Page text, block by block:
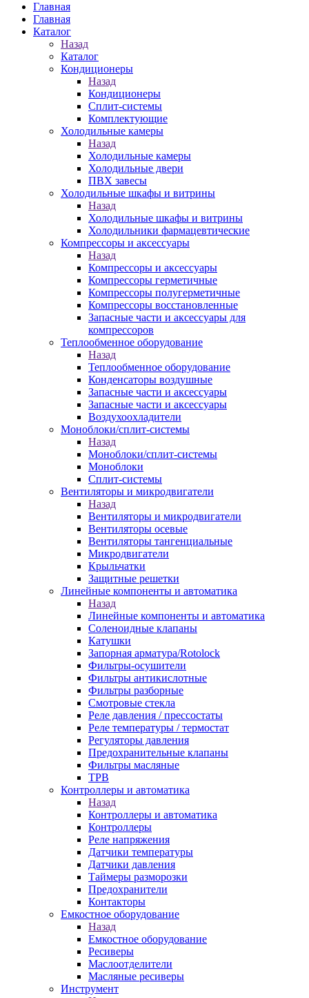
Главная
Главная
Каталог
Назад
Каталог
Кондиционеры
Назад
Кондиционеры
Сплит-системы
Комплектующие
Холодильные камеры
Назад
Холодильные камеры
Холодильные двери
ПВХ завесы
Холодильные шкафы и витрины
Назад
Холодильные шкафы и витрины
Холодильники фармацевтические
Компрессоры и аксессуары
Назад
Компрессоры и аксессуары
Компрессоры герметичные
Компрессоры полугерметичные
Компрессоры восстановленные
Запасные части и аксессуары для
компрессоров
Теплообменное оборудование
Назад
Теплообменное оборудование
Конденсаторы воздушные
Запасные части и аксессуары
Запасные части и аксессуары
Воздухоохладители
Моноблоки/сплит-системы
Назад
Моноблоки/сплит-системы
Моноблоки
Сплит-системы
Вентиляторы и микродвигатели
Назад
Вентиляторы и микродвигатели
Вентиляторы осевые
Вентиляторы тангенциальные
Микродвигатели
Крыльчатки
Защитные решетки
Линейные компоненты и автоматика
Назад
Линейные компоненты и автоматика
Соленоидные клапаны
Катушки
Запорная арматура/Rotolock
Фильтры-осушители
Фильтры антикислотные
Фильтры разборные
Смотровые стекла
Реле давления / прессостаты
Реле температуры / термостат
Регуляторы давления
Предохранительные клапаны
Фильтры масляные
ТРВ
Контроллеры и автоматика
Назад
Контроллеры и автоматика
Контроллеры
Реле напряжения
Датчики температуры
Датчики давления
Таймеры разморозки
Предохранители
Контакторы
Емкостное оборудование
Назад
Емкостное оборудование
Ресиверы
Маслоотделители
Масляные ресиверы
Инструмент